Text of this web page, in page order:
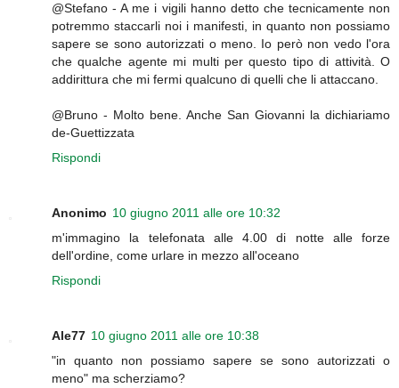
@Stefano - A me i vigili hanno detto che tecnicamente non
potremmo staccarli noi i manifesti, in quanto non possiamo
sapere se sono autorizzati o meno. Io però non vedo l'ora
che qualche agente mi multi per questo tipo di attività. O
addirittura che mi fermi qualcuno di quelli che li attaccano.
@Bruno - Molto bene. Anche San Giovanni la dichiariamo
de-Guettizzata
Rispondi
Anonimo 10 giugno 2011 alle ore 10:32
m'immagino la telefonata alle 4.00 di notte alle forze
dell'ordine, come urlare in mezzo all'oceano
Rispondi
Ale77 10 giugno 2011 alle ore 10:38
"in quanto non possiamo sapere se sono autorizzati o
meno" ma scherziamo?